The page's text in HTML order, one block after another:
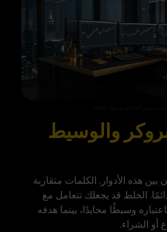
والوسيط
هذه الأدوار. الكلمات متقاربة
الخلط قد يجعلك تتعامل مع
وسيطًا محايدًا، بينما هدفه
أو الشراء.